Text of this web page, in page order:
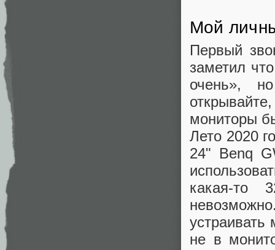
Мой
Первый
заметил
очень»,
мониторы
Лето 2020
24" Benq
какая-то
не в